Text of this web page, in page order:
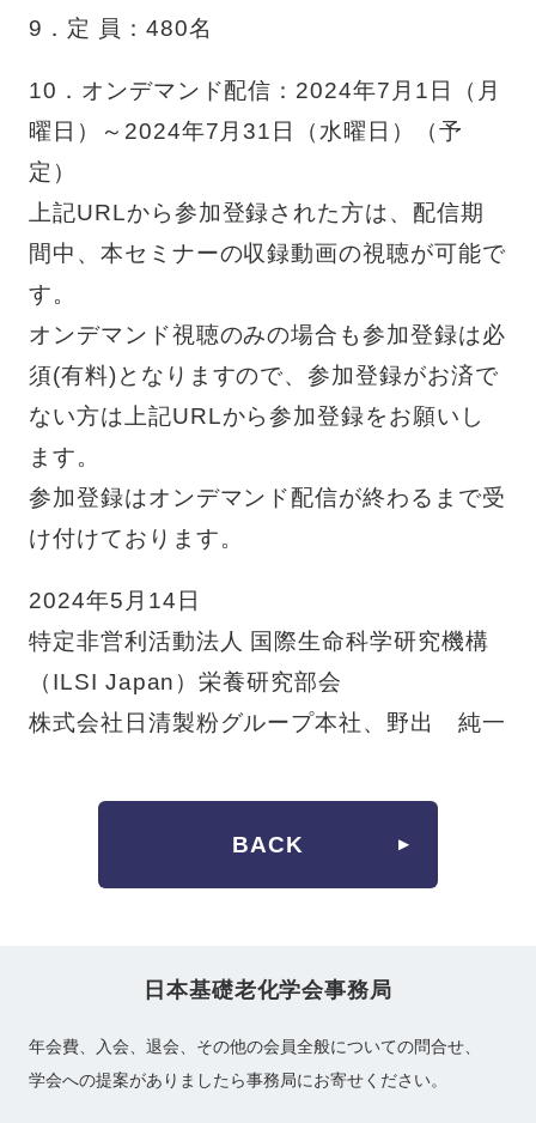
9．定 員： 480名
10．オンデマンド配信： 2024年7 月 1 日（月
曜日）～ 2024年7月31 日（水曜日）（予
定）
上記URLから参加登録された方は、配信期
間中、本セミナーの収録動画の視聴が可能で
す。
オンデマンド視聴のみの場合も参加登録は必
須(有料)となりますので、参加登録がお済で
ない方は上記URLから参加登録をお願いし
ます。
参加登録はオンデマンド配信が終わるまで受
け付けております。
2024年5 月14日
特定非営利活動法人 国際生命科学研究機構
（ ILSI Japan ）栄養研究部会
株式会社日清製粉グループ本社、野出 純一
BACK
日本基礎老化学会事務局
年会費、入会、退会、その他の会員全般についての問合せ、
学会への提案がありましたら事務局にお寄せください。